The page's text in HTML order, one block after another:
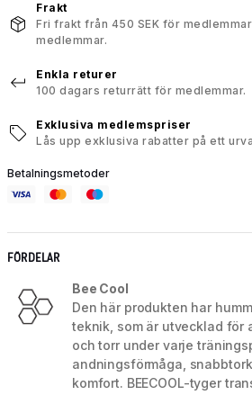
Frakt
Fri frakt från 450 SEK för
medlemmar.
Enkla returer
100 dagars returrätt för medlemmar.
Exklusiva medlemspriser
Lås upp exklusiva rabatter på ett
Betalningsmetoder
FÖRDELAR
Bee Cool
Den här produkten har
teknik, som är utvecklad för
och torr under varje
andningsförmåga,
komfort. BEECOOL-tyger